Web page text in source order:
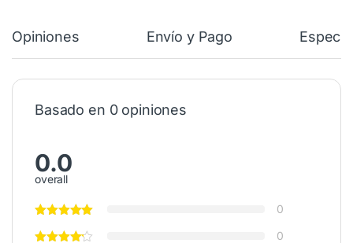
Opiniones Envío y Pago
Basado en 0 opiniones
0.0
overall
0
0